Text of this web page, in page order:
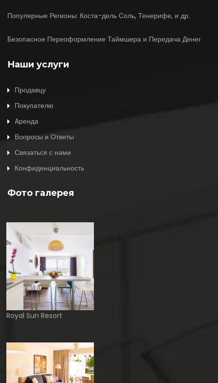
Популярные Регионы: Коста-дель Соль, Тенерифе, и др.
Безопасное Переоформление Таймшера и Передача Денег
Наши услуги
Продавцу
Покупателю
Aренда
Вопросы и Ответы
Связаться с нами
Конфиденциальность
Фото галерея
Royal Sun Resort